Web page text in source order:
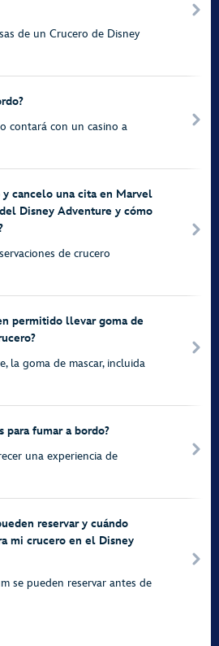
de un Crucero de Disney
contará con un casino a
y cancelo una cita en Marvel
Disney Adventure y cómo
de crucero
permitido llevar goma de
la goma de mascar, incluida
para fumar a bordo?
una experiencia de
reservar y cuándo
mi crucero en el Disney
se pueden reservar antes de